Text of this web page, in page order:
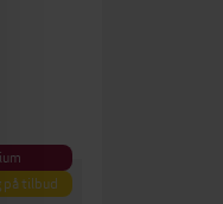
på tilbud